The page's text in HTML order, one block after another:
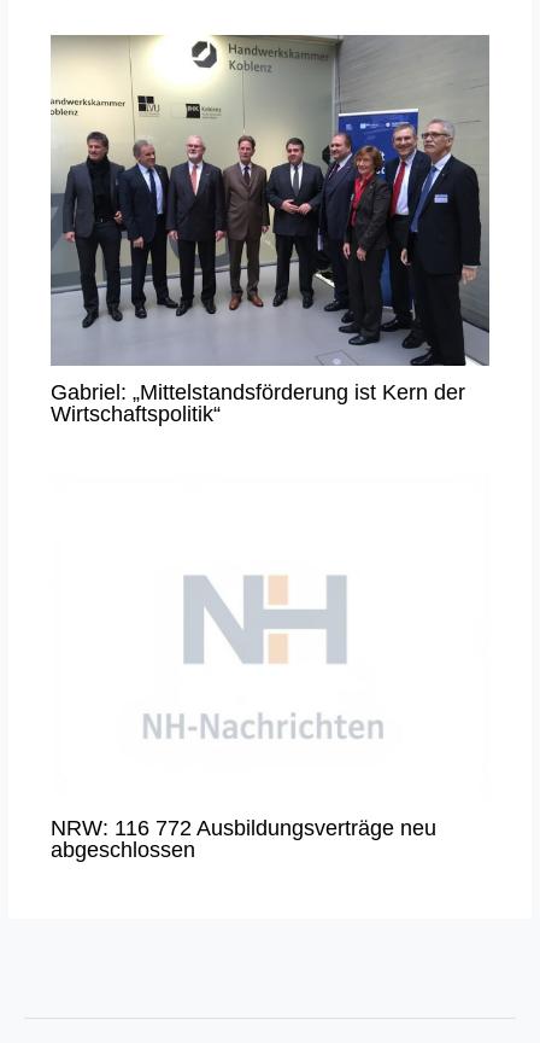
Gabriel: „Mittelstandsförderung ist Kern der
Wirtschaftspolitik“
NRW: 116 772 Ausbildungsverträge neu
abgeschlossen